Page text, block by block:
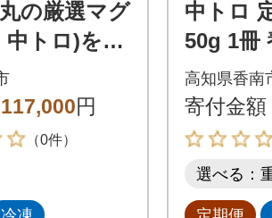
の厳選マグ
中トロ)を定
比べ!【3回
117,000円
（0件）
中トロ
50g 1冊
ロ 合計
8
高知県香南
寄付金額
選べる：